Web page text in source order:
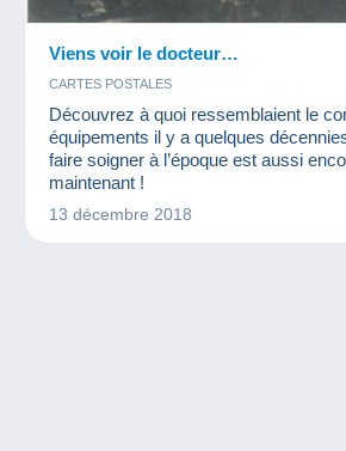
Viens voir le docteur…
CARTES POSTALES
Découvrez à quoi ressemblaient le
équipements il y a quelques
faire soigner à l’époque est aussi
maintenant !
13 décembre 2018